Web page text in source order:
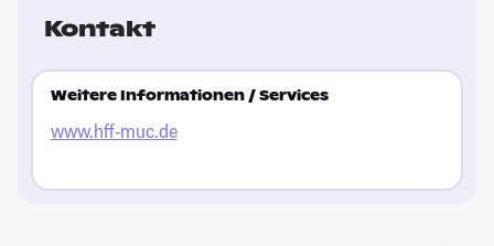
Kontakt
Weitere Informationen / Services
www.hff-muc.de